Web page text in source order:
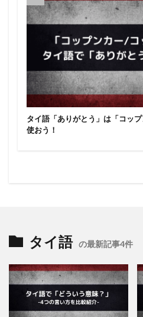
タイ語「ありがとう」は「コッ
使おう！
タイ語 の最新記事4件